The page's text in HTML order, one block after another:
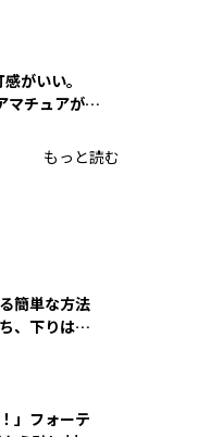
がいい。
マチュアが選
もっと読む
簡単な方法
、下りは短
」フォーテ